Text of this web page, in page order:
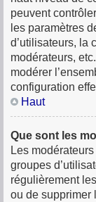
peuvent
les paramètres
d’utilisateurs, la
modérateurs,
modérer
configuration
Haut
Que sont les
Les
groupes
régulièrement
ou de supprimer